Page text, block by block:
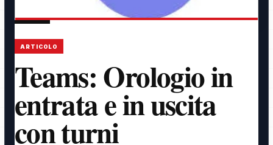
ARTICOLO
Teams: Orologio in
entrata e in uscita
con turni